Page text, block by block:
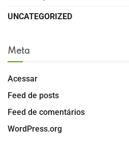
UNCATEGORIZED
Meta
Acessar
Feed de posts
Feed de comentários
WordPress.org